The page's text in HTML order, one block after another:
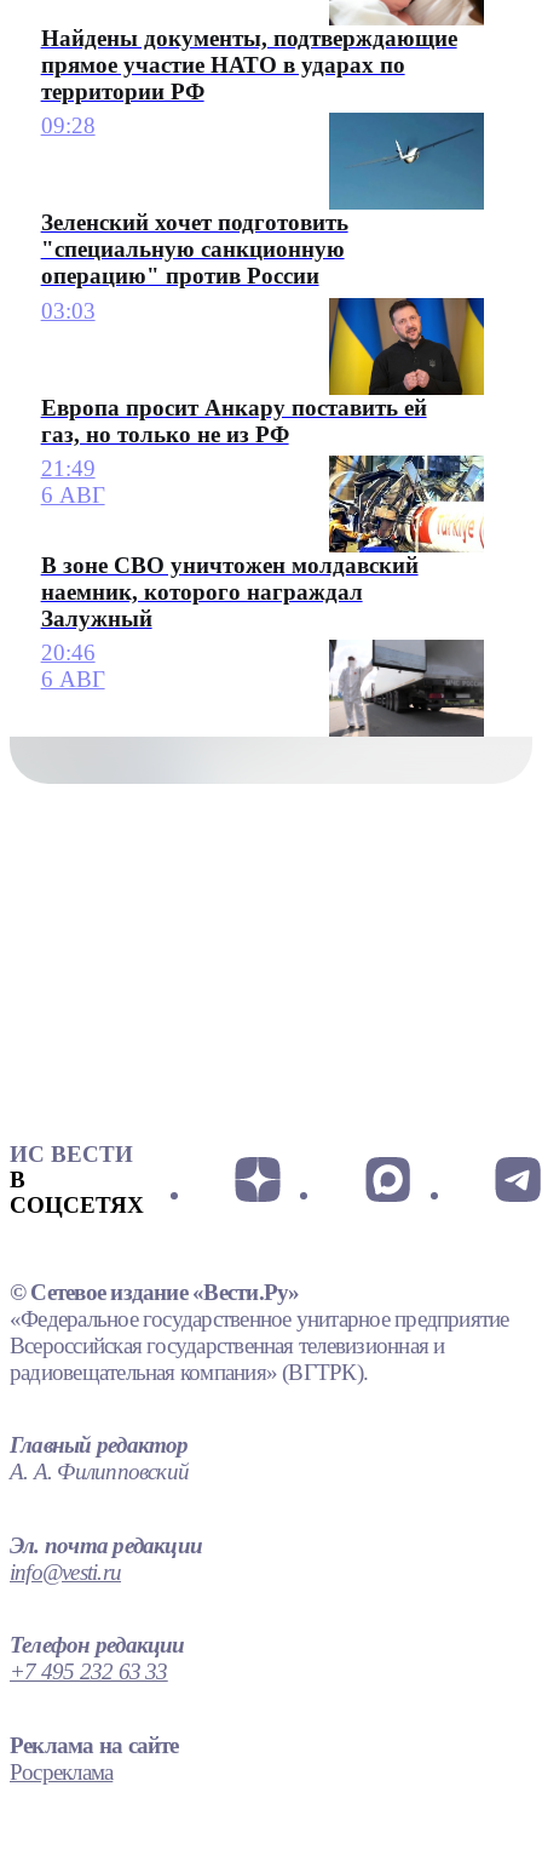
Найдены документы, подтверждающие
прямое участие НАТО в ударах по
территории РФ
09:28
Зеленский хочет подготовить
"специальную санкционную
операцию" против России
03:03
Европа просит Анкару поставить ей
газ, но только не из РФ
21:49
6 АВГ
В зоне СВО уничтожен молдавский
наемник, которого награждал
Залужный
20:46
6 АВГ
ИС ВЕСТИ
В
СОЦСЕТЯХ
© Сетевое издание «Вести.Ру»
«Федеральное государственное унитарное предприятие
Всероссийская государственная телевизионная и
радиовещательная компания» (ВГТРК).
Главный редактор
А. А. Филипповский
Эл. почта редакции
info@vesti.ru
Телефон редакции
+7 495 232 63 33
Реклама на сайте
Росреклама